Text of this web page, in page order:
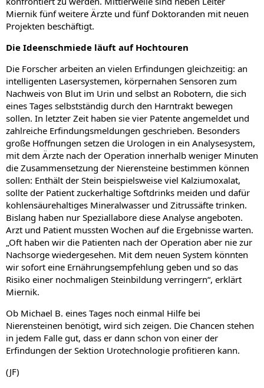
Miernik fünf weitere Ärzte und fünf Doktoranden mit neuen
Projekten beschäftigt.
Die Ideenschmiede läuft auf Hochtouren
Die Forscher arbeiten an vielen Erfindungen gleichzeitig: an
intelligenten Lasersystemen, körpernahen Sensoren zum
Nachweis von Blut im Urin und selbst an Robotern, die sich
eines Tages selbstständig durch den Harntrakt bewegen
sollen. In letzter Zeit haben sie vier Patente angemeldet und
zahlreiche Erfindungsmeldungen geschrieben. Besonders
große Hoffnungen setzen die Urologen in ein Analysesystem,
mit dem Ärzte nach der Operation innerhalb weniger Minuten
die Zusammensetzung der Nierensteine bestimmen können
sollen: Enthält der Stein beispielsweise viel Kalziumoxalat,
sollte der Patient zuckerhaltige Softdrinks meiden und dafür
kohlensäurehaltiges Mineralwasser und Zitrussäfte trinken.
Bislang haben nur Speziallabore diese Analyse angeboten.
Arzt und Patient mussten Wochen auf die Ergebnisse warten.
„Oft haben wir die Patienten nach der Operation aber nie zur
Nachsorge wiedergesehen. Mit dem neuen System könnten
wir sofort eine Ernährungsempfehlung geben und so das
Risiko einer nochmaligen Steinbildung verringern“, erklärt
Miernik.
Ob Michael B. eines Tages noch einmal Hilfe bei
Nierensteinen benötigt, wird sich zeigen. Die Chancen stehen
in jedem Falle gut, dass er dann schon von einer der
Erfindungen der Sektion Urotechnologie profitieren kann.
(JF)